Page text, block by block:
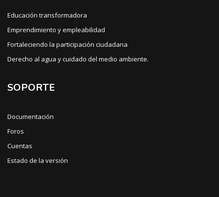
Educación transformadora
Emprendimiento y empleabilidad
Fortaleciendo la participación ciudadana
Derecho al agua y cuidado del medio ambiente.
SOPORTE
Documentación
Foros
Cuentas
Estado de la versión